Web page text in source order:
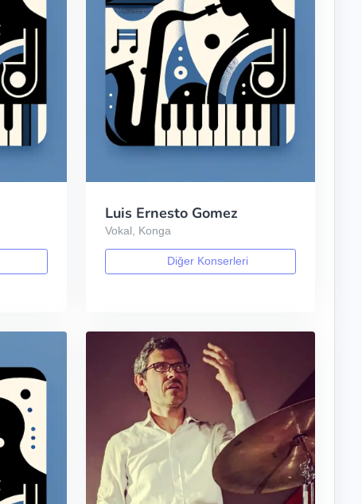
Luis Ernesto Gomez
Vokal, Konga
Diğer Konserleri